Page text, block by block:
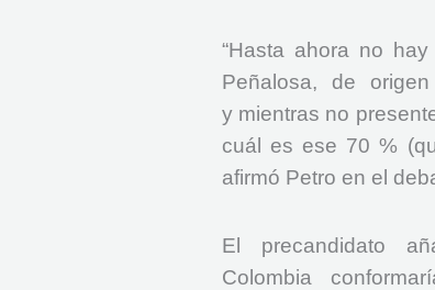
“Hasta ahora no
Peñalosa, de
y mientras no
cuál es ese 70 %
afirmó Petro en el
El precandidato
Colombia